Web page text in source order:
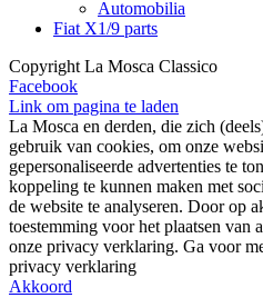
Automobilia
Fiat X1/9 parts
Copyright La Mosca Classico
Facebook
Link om pagina te laden
La Mosca en derden, die zich
gebruik van cookies, om onze
gepersonaliseerde advertenties te
koppeling te kunnen maken met
de website te analyseren. Door op
toestemming voor het plaatsen van
onze privacy verklaring. Ga voor
privacy verklaring
Akkoord